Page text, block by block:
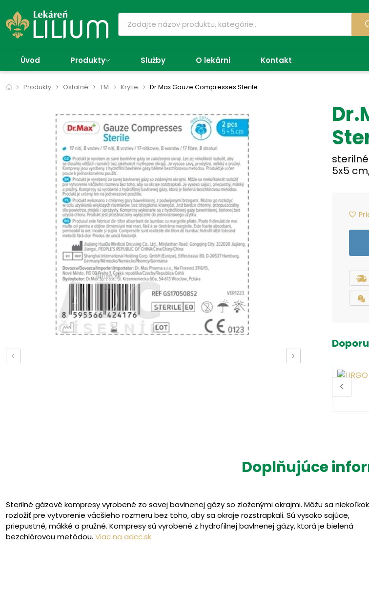
Úvod Produkty Služby O lekárni Kontakt
Produkty Ostatné TM Krytie Dr.Max Gauze Compresses Sterile
5x5
Doplňujúce
Sterilné gázové kompresy vyrobené zo savej bavlnenej gázy so zloženými okrajmi. Môžu sa
rozložiť pre vytvorenie väcšieho rozmeru bez toho, aby sa okraje rozstrapkali. Sú vysoko sajúce,
priepustné, mäkké a pružné. Kompresy sú vyrobené z hydrofilnej bavlnenej gázy, ktorá je bielená
bezchlórovou metódou. Viac na adcc.sk